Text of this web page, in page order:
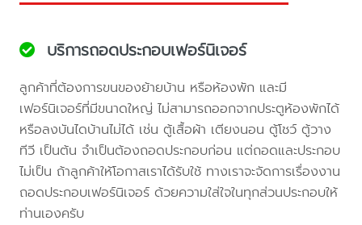
บริการถอดประกอบเฟอร์นิเจอร์
ลูกค้าที่ต้องการขนของย้ายบ้าน หรือห้องพัก และมี
เฟอร์นิเจอร์ที่มีขนาดใหญ่ ไม่สามารถออกจากประตูห้องพักได้
หรือลงบันไดบ้านไม่ได้ เช่น ตู้เสื้อผ้า เตียงนอน ตู้โชว์ ตู้วาง
ทีวี เป็นต้น จำเป็นต้องถอดประกอบก่อน แต่ถอดและประกอบ
ไม่เป็น ถ้าลูกค้าให้โอกาสเราได้รับใช้ ทางเราจะจัดการเรื่องงาน
ถอดประกอบเฟอร์นิเจอร์ ด้วยความใส่ใจในทุกส่วนประกอบให้
ท่านเองครับ